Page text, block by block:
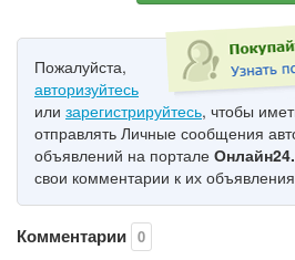
Пожалуйста,
авторизуйтесь
или зарегистрируйтесь, чтобы
отправлять Личные сообщения
объявлений на портале
свои комментарии к их
Комментарии 0